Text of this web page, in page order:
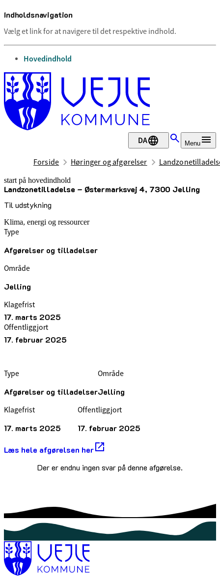
Indholdsnavigation
Vælg et link for at navigere til det respektive indhold.
gå til
Hovedindhold
DA Menu
Forside Høringer og afgørelser
start på hovedindhold
Landzonetilladelse – Østermarksvej 4, 7300 Jelling
Til udstykning
senest opdateret 22. april 2025
Klima, energi og ressourcer
Type
Afgørelser og tilladelser
Område
Jelling
Klagefrist
17. marts 2025
Offentliggjort
17. februar 2025
Type
Afgørelser og tilladelser
Område
Jelling
Klagefrist
17. marts 2025
Offentliggjort
17. februar 2025
Læs hele afgørelsen her
Der er endnu ingen svar på denne afgørelse.